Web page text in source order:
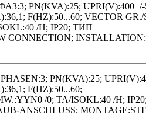
PN(KVA):25; UPRI(V):400+/-
F(HZ):50...60; VECTOR
/H; IP20; ТИП
PN(KVA):25;
F(HZ):50...60;
/0; TA/ISOKL:40 /H; IP20;
ANSCHLUSS;